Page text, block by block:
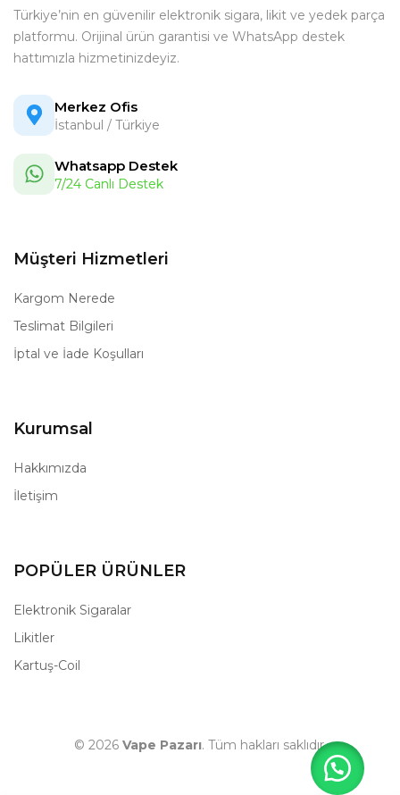
Türkiye’nin en güvenilir elektronik sigara, likit ve yedek parça
platformu. Orijinal ürün garantisi ve WhatsApp destek
hattımızla hizmetinizdeyiz.
Merkez Ofis
İstanbul / Türkiye
Whatsapp Destek
7/24 Canlı Destek
Müşteri Hizmetleri
Kargom Nerede
Teslimat Bilgileri
İptal ve İade Koşulları
Kurumsal
Hakkımızda
İletişim
POPÜLER ÜRÜNLER
Elektronik Sigaralar
Likitler
Kartuş-Coil
© 2026 Vape Pazarı. Tüm hakları saklıdır.